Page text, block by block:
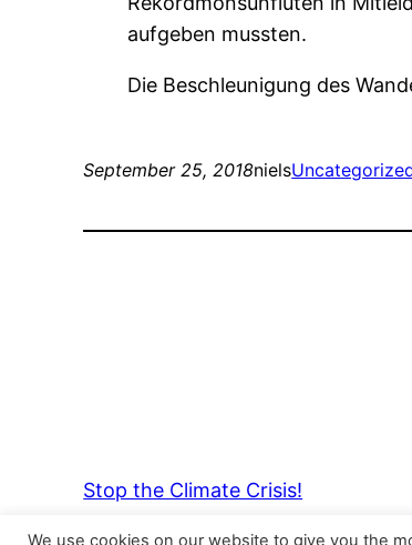
aufgeben mussten.
Die Beschleunigung des
September 25, 2018niels
Stop the Climate Crisis!
We use cookies on our website to give you the